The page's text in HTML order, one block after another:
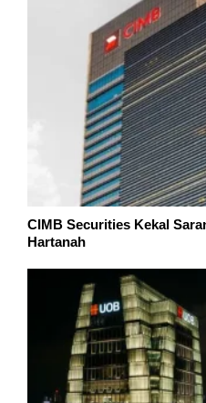
CIMB Securities Kekal
Hartanah